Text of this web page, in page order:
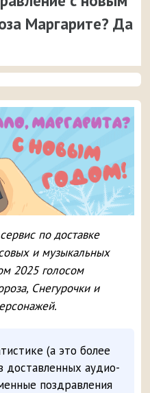
Маргарите? Да
по доставке
и музыкальных
2025 голосом
Снегурочки и
(а это более
доставленных аудио-
поздравления